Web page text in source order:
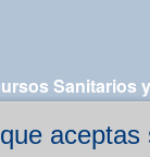
aceptas
Sanitarios y